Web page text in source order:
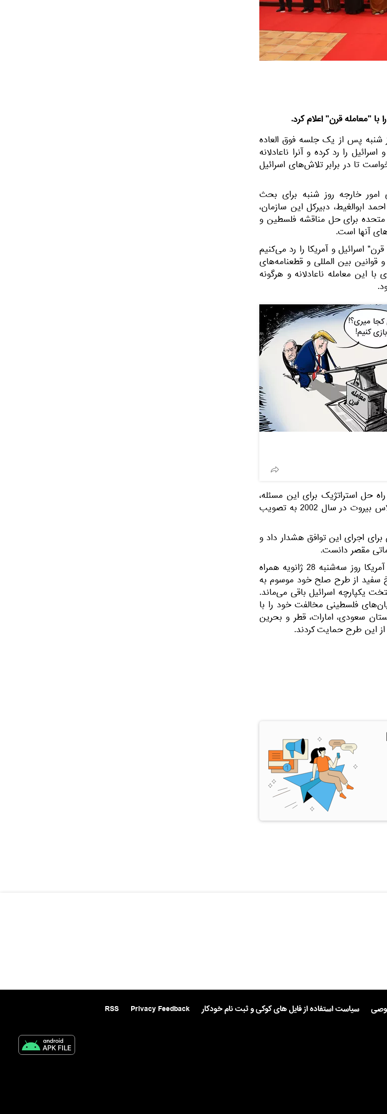
"معامله قرن" اعلام کرد.
شنبه پس از یک جلسه فوق العاده
را رد کرده و آنرا ناعادلانه
تا در برابر تلاش‌های اسرائیل
خارجه روز شنبه برای بحث
ابوالغیط، دبیرکل این سازمان،
متحده برای حل مناقشه فلسطین و
آنها است.
اسرائیل و آمریکا را رد می‌کنیم
قوانین بین المللی و قطعنامه‌های
این معامله ناعادلانه و هرگونه
حل استراتژیک برای این مسئله،
طرحی مبتنی بر طرح صلح عربی است که در اجلاس بیروت در سال 2002 به تصویب
اجرای این توافق هشدار داد و
مقصر دانست.
شایان ذکر است که دونالد ترامپ، رییس جمهور آمریکا روز سه‌شنبه 28 ژانویه همراه
سفید از طرح صلح خود موسوم به
یکپارچه اسرائیل باقی می‌ماند.
فلسطینی مخالفت خود را با
سعودی، امارات، قطر و بحرین
این طرح حمایت کردند.
سیاست استفاده از فایل های کوکی و ثبت نام خودکار Privacy Feedback
RSS